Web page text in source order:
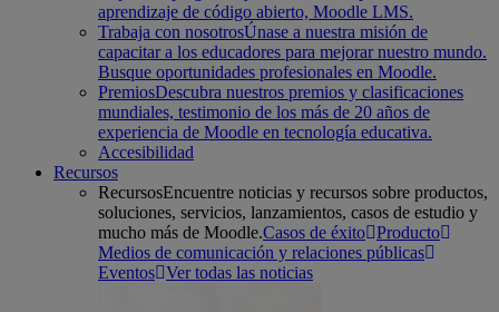
aprendizaje de código abierto, Moodle LMS.
Trabaja con nosotrosÚnase a nuestra misión de
capacitar a los educadores para mejorar nuestro mundo.
Busque oportunidades profesionales en Moodle.
PremiosDescubra nuestros premios y clasificaciones
mundiales, testimonio de los más de 20 años de
experiencia de Moodle en tecnología educativa.
Accesibilidad
Recursos
RecursosEncuentre noticias y recursos sobre productos,
soluciones, servicios, lanzamientos, casos de estudio y
mucho más de Moodle.Casos de éxito Producto
Medios de comunicación y relaciones públicas
Eventos Ver todas las noticias